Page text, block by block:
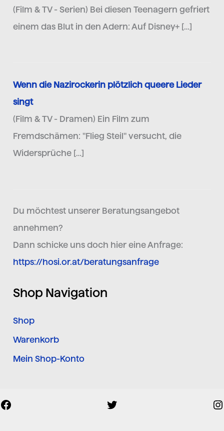
(Film & TV - Serien) Bei diesen Teenagern gefriert
einem das Blut in den Adern: Auf Disney+ […]
Wenn die Nazirockerin plötzlich queere Lieder
singt
(Film & TV - Dramen) Ein Film zum
Fremdschämen: "Flieg Steil" versucht, die
Widersprüche […]
Du möchtest unserer Beratungsangebot
annehmen?
Dann schicke uns doch hier eine Anfrage:
https://hosi.or.at/beratungsanfrage
Shop Navigation
Shop
Warenkorb
Mein Shop-Konto